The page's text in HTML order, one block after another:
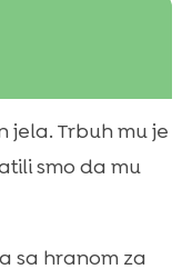
psa i
je proveli i što
psa
jela. Trbuh mu je
smo da mu
sa hranom za